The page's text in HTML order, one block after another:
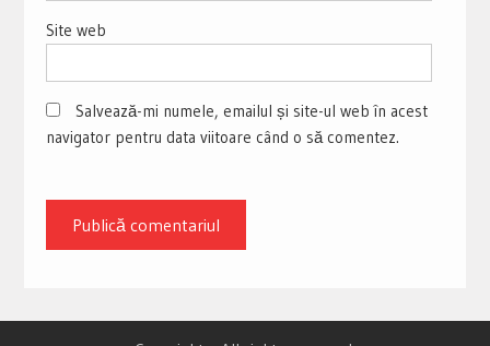
Site web
Salvează-mi numele, emailul și site-ul web în acest
navigator pentru data viitoare când o să comentez.